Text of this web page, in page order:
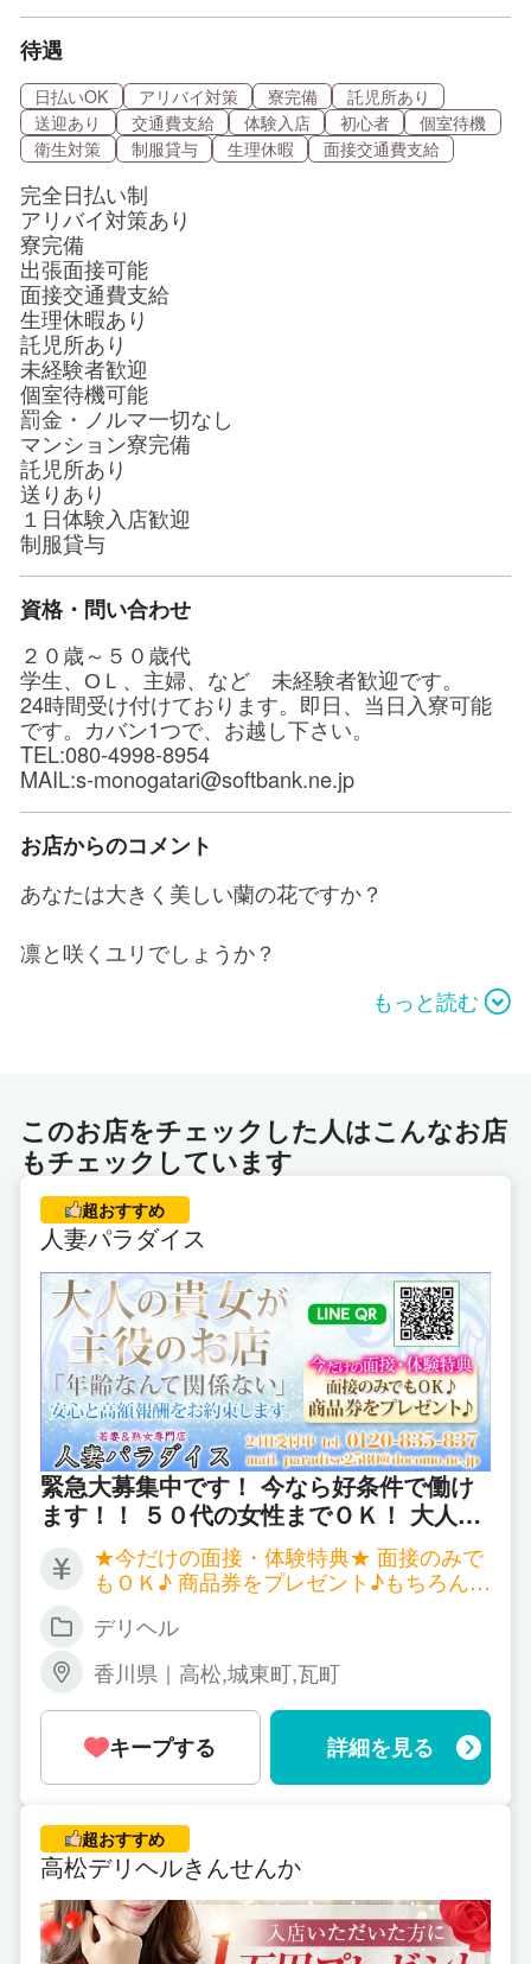
待遇
日払いOK アリバイ対策 寮完備
託児所あり
送迎あり
交通費支給 体験入店 初心者
個室待機
衛生対策
制服貸与 生理休暇 面接交通費支給
完全日払い制
アリバイ対策あり
寮完備
出張面接可能
面接交通費支給
生理休暇あり
託児所あり
未経験者歓迎
個室待機可能
罰金・ノルマ一切なし
マンション寮完備
託児所あり
送りあり
１日体験入店歓迎
制服貸与
資格・問い合わせ
２０歳～５０歳代
学生、ОＬ、主婦、など 未経験者歓迎です。
24時間受け付けております。即日、当日入寮可能
です。カバン1つで、お越し下さい。
TEL:080-4998-8954
MAIL:s-monogatari@softbank.ne.jp
お店からのコメント
あなたは大きく美しい蘭の花ですか？
凛と咲くユリでしょうか？
野原に咲くスミレでしょうか？
それとも、名もなき花でしょうか…
私共は、その美しい花々を、誰よりも大切に美しい
ままに愛でていきたい…
はじめまして。
“親戚より優しい高松の人妻”と申します。
20代、30代、40代、50代の女性が更に輝き、人生
を謳歌していただける
それこそが、私共の希望と願い、そのものでござい
ます。
その、ひかり輝き、人生を謳歌するための第一歩を
一緒に踏み出しませんか。
そして、一緒にお客様をおもてなししていきません
入店祝い金10万円＆入店から2ヶ月間完全保証
“確実な安心とプラスα”を皆様へ
お仕事をしていく上で、職場を決定づけるポイン
もっと読む
このお店をチェックした人はこんなお店
もチェックしています
超おすすめ
人妻パラダイス
緊急大募集中です！ 今なら好条件で働け
ます！！ ５０代の女性までＯＫ！ 大人の
貴女が主役のお店です
★今だけの面接・体験特典★ 面接のみで
もＯＫ♪ 商品券をプレゼント♪もちろん交
完全個室部屋完備。 即入居可の家電製品
り（詳しくはお問合せくださいませ） ※
日給７万円以上可能！！ ※月収８０万円
以上可能！ （指名オプション料は全額支
給致します。） お給料で悩まれてる方い
ましたらお気軽にご相談くださいませ。
デリヘル
香川県｜高松,城東町,瓦町
キープする 詳細を見る
超おすすめ
高松デリヘルきんせんか